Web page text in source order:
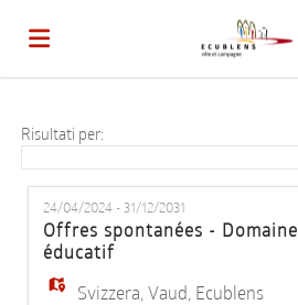
Offerte
di
Carica
Risultati per:
24/04/2024 - 31/12/2031
Offres spontanées - Domaine
éducatif
Svizzera ,Vaud Ecublens